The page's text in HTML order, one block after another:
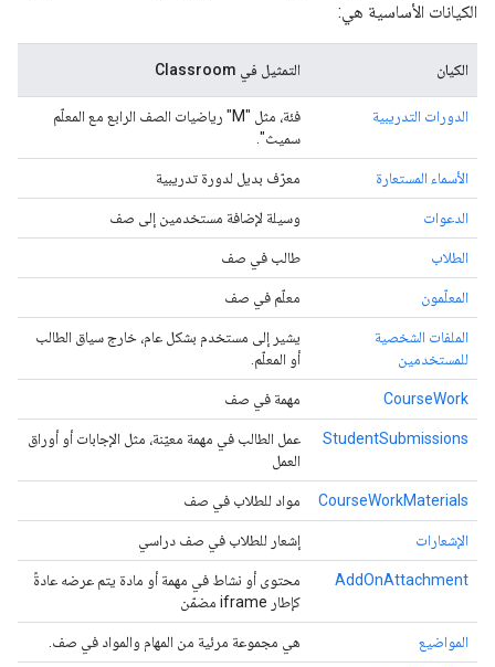
الكيانات الأساسية هي:
الكيان التمثيل في Classroom
الدورات التدريبية
فئة، مثل "M" رياضيات الصف الرابع مع المعلّم
سميث".
الأسماء المستعارة معرّف بديل لدورة تدريبية
الدعوات وسيلة لإضافة مستخدمين إلى صف
الطلاب طالب في صف
المعلّمون معلّم في صف
الملفات الشخصية
للمستخدمين
يشير إلى مستخدم بشكل عام، خارج سياق الطالب
أو المعلّم.
CourseWork مهمة في صف
StudentSubmissions
عمل الطالب في مهمة معيّنة، مثل الإجابات أو أوراق
العمل
CourseWorkMaterials مواد للطلاب في صف
الإشعارات إشعار للطلاب في صف دراسي
AddOnAttachment
محتوى أو نشاط في مهمة أو مادة يتم عرضه عادةً
كإطار iframe مضمّن
المواضيع هي مجموعة مرئية من المهام والمواد في صف.